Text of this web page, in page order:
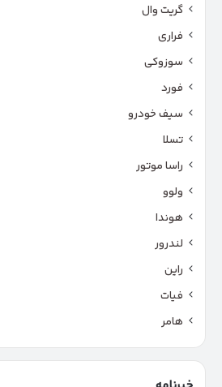
گریت وال
فراری
سوزوکی
فورد
سیف خودرو
تسلا
راسا موتور
ولوو
هوندا
لندرور
راین
فیات
هامر